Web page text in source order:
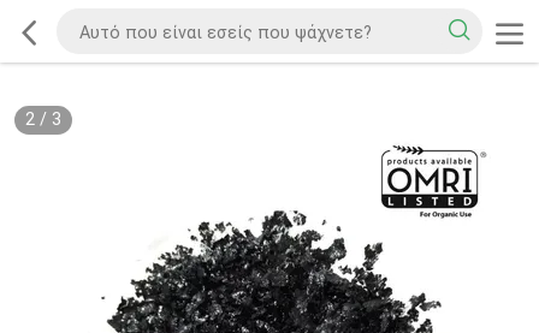
2/ 3